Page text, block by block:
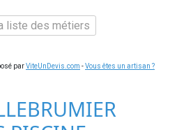
liste des métiers
parViteUnDevis.com -Vous êtes un artisan ?